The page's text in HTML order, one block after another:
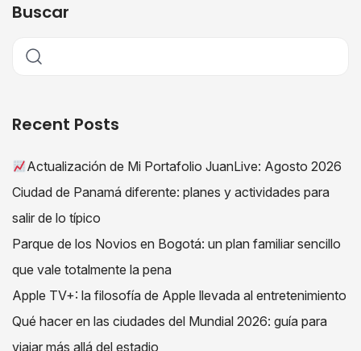
Buscar
Recent Posts
Actualización de Mi Portafolio JuanLive: Agosto 2026
Ciudad de Panamá diferente: planes y actividades para
salir de lo típico
Parque de los Novios en Bogotá: un plan familiar sencillo
que vale totalmente la pena
Apple TV+: la filosofía de Apple llevada al entretenimiento
Qué hacer en las ciudades del Mundial 2026: guía para
viajar más allá del estadio